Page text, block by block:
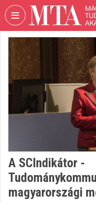
Fejléc kihagyása Menü kihagyása
VIDEO TORIUM
MAGYAR
TUDOMÁNYOS
AKADÉMIA
Intézményi kezdőlap
Kategóriák
Intézményi listák
A SCIndikátor -
magyarországi